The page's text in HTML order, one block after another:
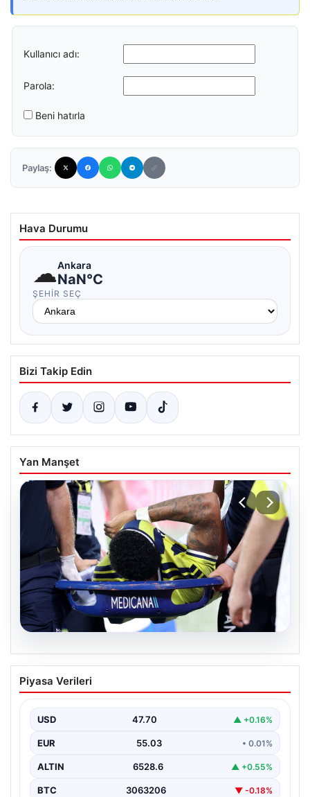
Kullanıcı adı:
Parola:
Beni hatırla
Paylaş:
Hava Durumu
☁Ankara
NaN°C
ŞEHIR SEÇ
Bizi Takip Edin
Yan Manşet
05.08.2026
Fenerbahçe’de Sakatlık Şoku: Jayden
Oosterwolde Maçtan Çekildi
Oosterwolde, UEFA Avrupa Ligi'nde Sturm Graz ile
karşılaştıkları zorlu mücadelede…
Piyasa Verileri
USD 47.70 ▲ +0.16%
EUR 55.03 • 0.01%
ALTIN 6528.6 ▲ +0.55%
BTC 3063206 ▼ -0.18%